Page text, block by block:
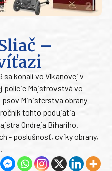
–
sa konali vo Vlkanovej v
polície Majstrovstvá vo
Ministerstva obrany
tohto podujatia
Ondreja Bihariho.
- poslušnosť, cviky obrany,